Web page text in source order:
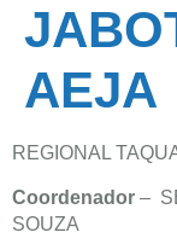
AEJA
REGIONAL
Coordenador –
SOUZA